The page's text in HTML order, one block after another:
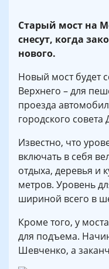
Старый мост на
снесут, когда
нового.
Новый мост будет
Верхнего – для
проезда
городского совета
Известно, что
включать в себя
отдыха, деревья и
метров. Уровень
шириной всего в
Кроме того, у
для подъема.
Шевченко, а